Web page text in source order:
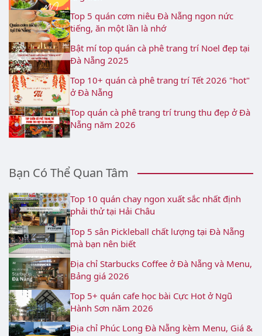
Top 5 quán cơm niêu Đà Nẵng ngon nức
tiếng, ăn một lần là nhớ
Bật mí top quán cà phê trang trí Noel đẹp tại
Đà Nẵng 2025
Top 10+ quán cà phê trang trí Tết 2026 "hot"
ở Đà Nẵng
Top quán cà phê trang trí trung thu đẹp ở Đà
Nẵng năm 2026
Bạn Có Thể Quan Tâm
Top 10 quán chay ngon xuất sắc nhất định
phải thử tại Hải Châu
Top 5 sân Pickleball chất lượng tại Đà Nẵng
mà bạn nên biết
Địa chỉ Starbucks Coffee ở Đà Nẵng và Menu,
Bảng giá 2026
Top 5+ quán cafe học bài Cực Hot ở Ngũ
Hành Sơn năm 2026
Địa chỉ Phúc Long Đà Nẵng kèm Menu, Giá &